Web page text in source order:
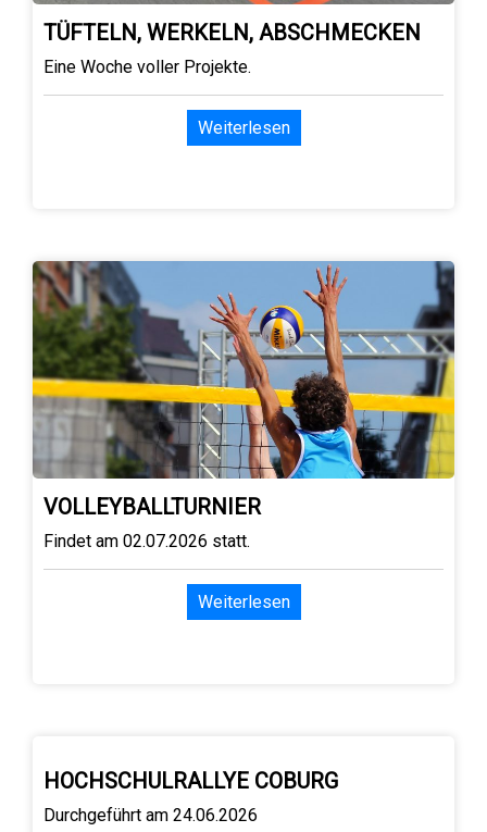
TÜFTELN, WERKELN, ABSCHMECKEN
Eine Woche voller Projekte.
Weiterlesen
VOLLEYBALLTURNIER
Findet am 02.07.2026 statt.
Weiterlesen
HOCHSCHULRALLYE COBURG
Durchgeführt am 24.06.2026